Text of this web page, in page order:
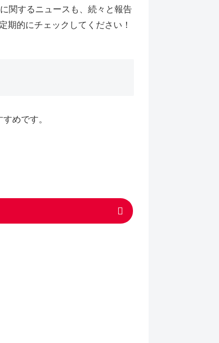
関するニュースも、続々と報告
期的にチェックしてください！
めです。